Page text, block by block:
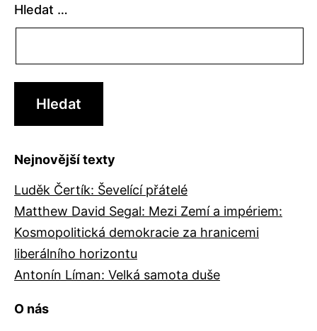
Hledat …
Nejnovější texty
Luděk Čertík: Ševelící přátelé
Matthew David Segal: Mezi Zemí a impériem:
Kosmopolitická demokracie za hranicemi
liberálního horizontu
Antonín Líman: Velká samota duše
O nás